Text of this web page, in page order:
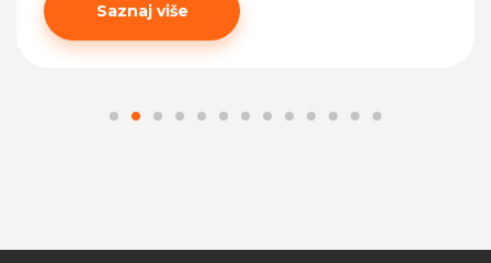
Saznaj više